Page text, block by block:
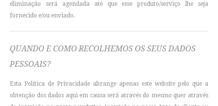
eliminação será agendada até que esse produto/serviço lhe seja
fornecido e/ou enviado.
QUANDO E COMO RECOLHEMOS OS SEUS DADOS
PESSOAIS?
Esta Política de Privacidade abrange apenas este website pelo que a
obtenção dos dados aqui em causa será através do mesmo quer através